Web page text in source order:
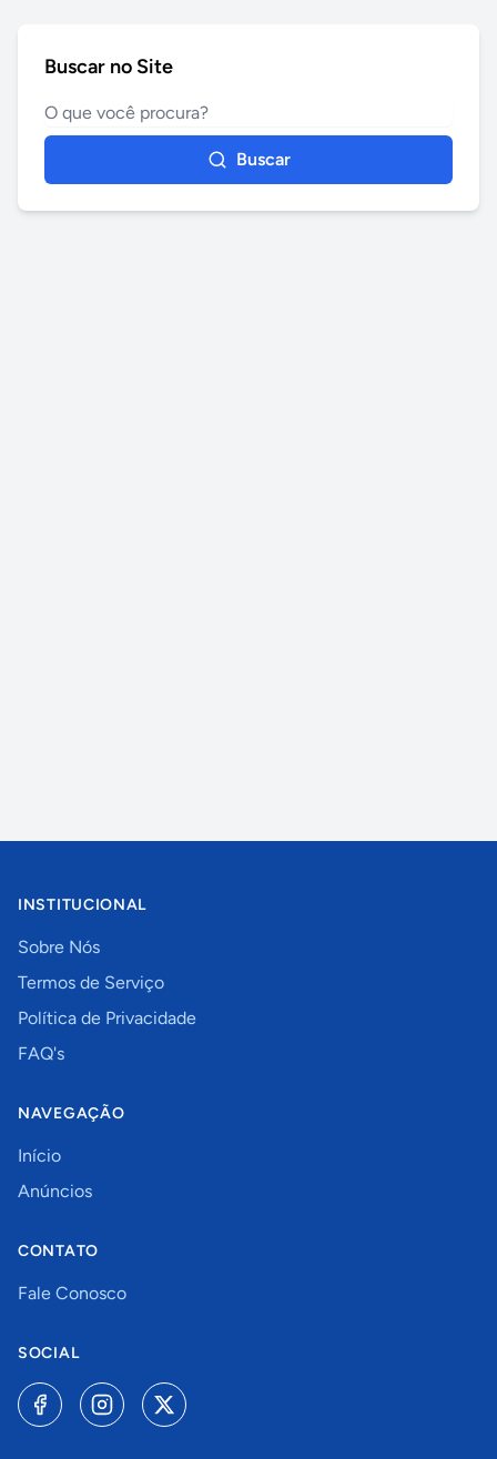
Buscar no Site
Buscar
INSTITUCIONAL
Sobre Nós
Termos de Serviço
Política de Privacidade
FAQ's
NAVEGAÇÃO
Início
Anúncios
CONTATO
Fale Conosco
SOCIAL